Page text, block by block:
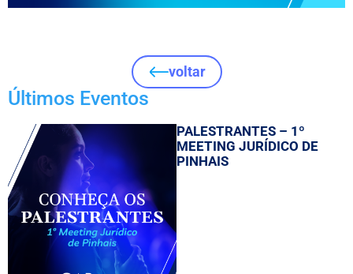
voltar
Últimos Eventos
PALESTRANTES – 1º
MEETING JURÍDICO DE
PINHAIS